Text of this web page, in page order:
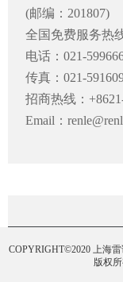
(邮编：201807)
全国免费服务热
电话：021-
传真：021-
招商热线：
Email：
COPYRIGHT©2020 上海
版权